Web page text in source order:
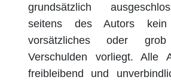
grundsätzlich
seitens des Autors kein
vorsätzliches oder grob
Verschulden vorliegt. Alle
freibleibend und